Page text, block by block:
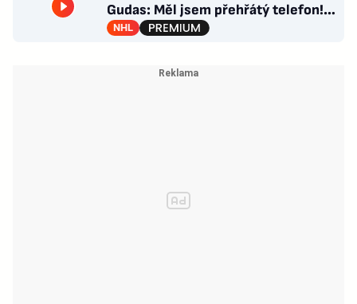
Gudas: Měl jsem přehřátý telefon!
Co návrat do Česka?
NHL